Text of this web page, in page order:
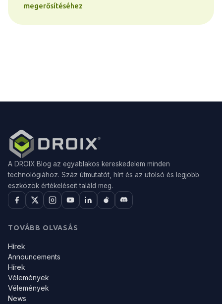
megerősítéséhez
A DROIX Blog az egyablakos kereskedelem minden
technológiához. Száz útmutatót, hírt és az utolsó és legjobb
eszközök értékeléseit találd meg.
TOVÁBB OLVASÁS
Hírek
Announcements
Hírek
Vélemények
Vélemények
News